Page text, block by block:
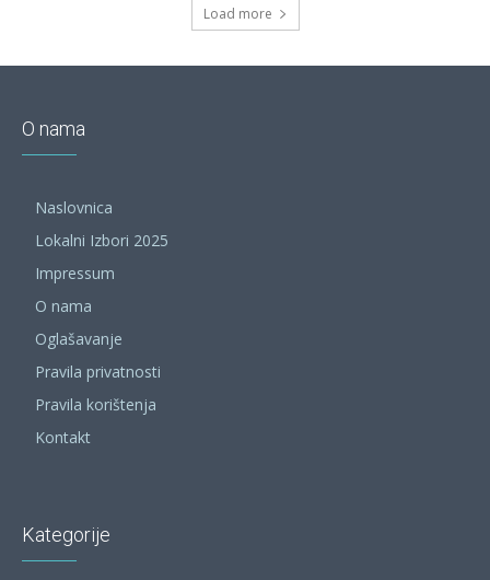
Load more
O nama
Naslovnica
Lokalni Izbori 2025
Impressum
O nama
Oglašavanje
Pravila privatnosti
Pravila korištenja
Kontakt
Kategorije